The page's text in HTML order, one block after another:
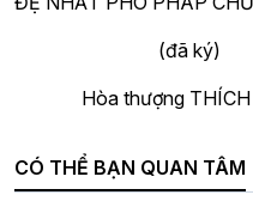
(đã ký)
Hòa thượng THÍCH
CÓ THỂ BẠN QUAN TÂM